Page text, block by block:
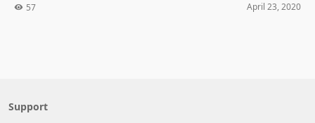
57 April 23, 2020
Support